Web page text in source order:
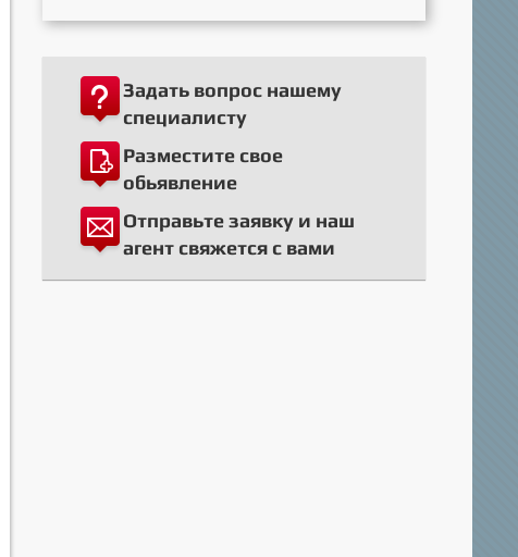
Задать вопрос нашему
специалисту
Разместите свое
обьявление
Отправьте заявку и наш
агент свяжется с вами